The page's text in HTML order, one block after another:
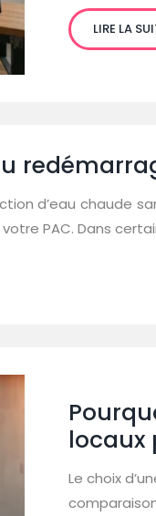
LIRE LA
d’eau chaude
PAC. Dans
locaux
Le choix